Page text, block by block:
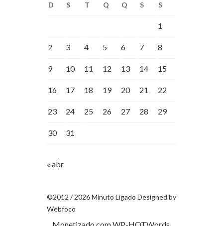
D S T Q Q S S
1
2 3 4 5 6 7 8
9 10 11 12 13 14 15
16 17 18 19 20 21 22
23 24 25 26 27 28 29
30 31
« abr
©2012 / 2026 Minuto Ligado Designed by
Webfoco